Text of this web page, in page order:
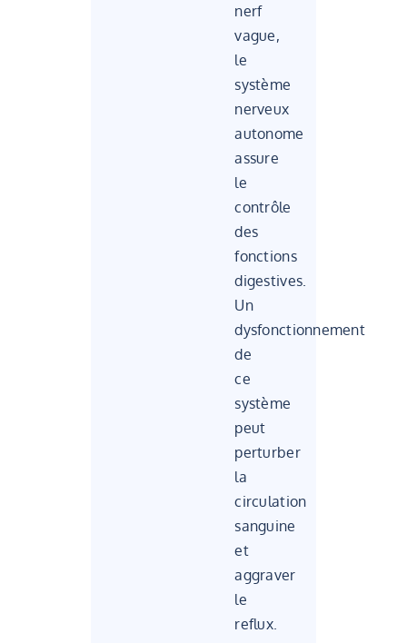
nerf
vague,
le
système
nerveux
autonome
assure
le
contrôle
des
fonctions
digestives.
Un
dysfonctionnement
de
ce
système
peut
perturber
la
circulation
sanguine
et
aggraver
le
reflux.